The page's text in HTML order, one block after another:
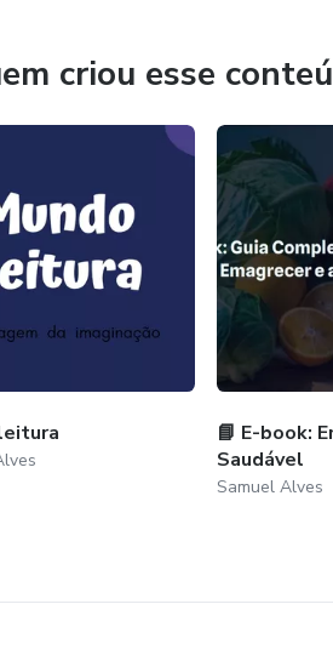
para fazer um
essas pessoas,você é
criou esse
📘 E-book:
Saudável
Samuel Alves